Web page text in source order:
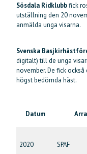
Sösdala Ridklubbfick
utställning den 20
anmälda unga visarna.
Svenska
digitalt) till de unga
november. De fick
högst bedömda häst.
Datum
2020 SPAF